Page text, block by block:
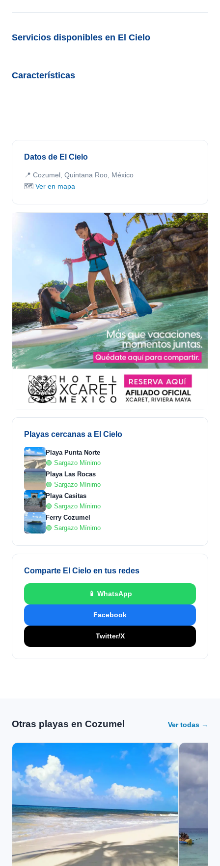
Servicios disponibles en El Cielo
Características
Datos de El Cielo
📍 Cozumel, Quintana Roo, México
🗺️ Ver en mapa
Playas cercanas a El Cielo
Playa Punta Norte
🟢 Sargazo Mínimo
Playa Las Rocas
🟢 Sargazo Mínimo
Playa Casitas
🟢 Sargazo Mínimo
Ferry Cozumel
🟢 Sargazo Mínimo
Comparte El Cielo en tus redes
📱 WhatsApp
Facebook
Twitter/X
Otras playas en Cozumel Ver todas →